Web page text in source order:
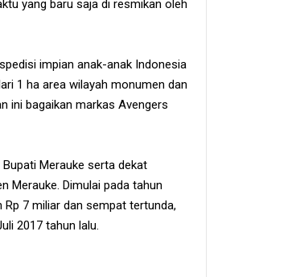
yang baru saja di resmikan oleh
impian anak-anak Indonesia
1 ha area wilayah monumen dan
ini bagaikan markas Avengers
Merauke serta dekat
Merauke. Dimulai pada tahun
Rp 7 miliar dan sempat tertunda,
2017 tahun lalu.